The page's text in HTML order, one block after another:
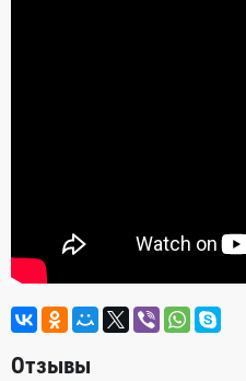
Отзывы